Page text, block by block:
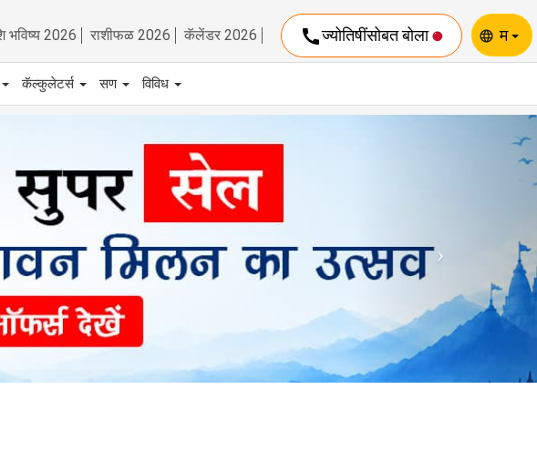
भविष्य 2026 राशीफळ 2026 कॅलेंडर 2026 callज्योतिषींसोबत बोला language म
कॅल्कुलेटर्स सण विविध